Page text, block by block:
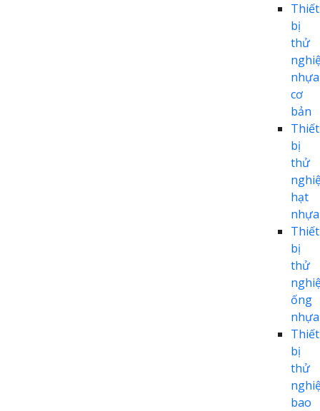
Thiết
bị
thử
nhựa
cơ
bản
Thiết
bị
thử
hạt
nhựa
Thiết
bị
thử
ống
nhựa
Thiết
bị
thử
bao